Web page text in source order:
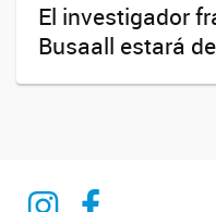
El investigador
Busaall estará
Ciencia del derecho y del revesCiencia del derecho y del reves